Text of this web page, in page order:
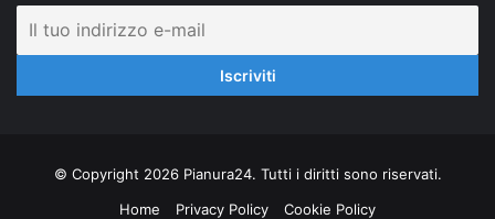
© Copyright 2026 Pianura24. Tutti i diritti sono riservati.
Home
Privacy Policy Cookie Policy